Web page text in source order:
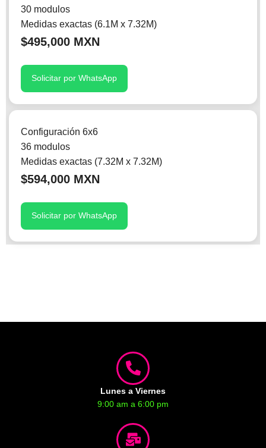
30 modulos
Medidas exactas (6.1M x 7.32M)
$495,000 MXN
Solicitar por WhatsApp
Configuración 6x6
36 modulos
Medidas exactas (7.32M x 7.32M)
$594,000 MXN
Solicitar por WhatsApp
Lunes a Viernes
9:00 am a 6:00 pm